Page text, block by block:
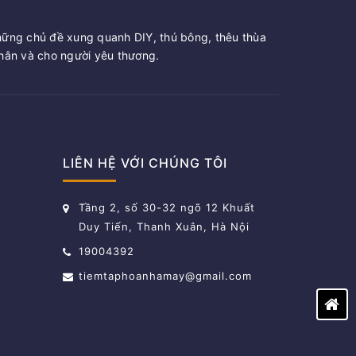
chủ đề xung quanh DIY, thú bông, thêu thùa
và cho người yêu thương.
LIÊN HỆ VỚI CHÚNG TÔI
Tầng 2, số 30-32 ngõ 12 Khuất
Duy Tiến, Thanh Xuân, Hà Nội
19004392
tiemtaphoanhamay@gmail.com